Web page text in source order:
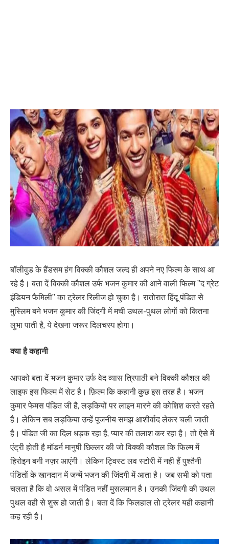
बॉलीवुड के हैंडसम हंग विक्की कौशल जल्द ही अपने नए फिल्म के साथ आ
रहे है। बता दें विक्की कौशल उर्फ भजन कुमार की आने वाली फिल्म ”द ग्रेट
इंडियन फैमिली” का ट्रेलर रिलीज हो चुका है। रातोरात हिंदू पंडित से
मुस्लिम बने भजन कुमार की जिंदगी में मची उथल-पुथल लोगों को कितना
लुभा पाती है, ये देखना जरूर दिलचस्प होगा।
क्या है कहानी
आपको बता दें भजन कुमार उर्फ वेद व्यास त्रिपाठी बने विक्की कौशल की
लाइफ इस फिल्म में सेट है। फ़िल्म कि कहानी कुछ इस तरह है। भजन
कुमार फेमस पंडित जी है, लड़कियों पर लाइन मारने की कोशिश करते रहते
है। लेकिन सब लड़किया उन्हें पूजनीय समझ आशीर्वाद लेकर चली जाती
है। पंडित जी का दिल धड़क रहा है, प्यार की तलाश कर रहा है। तो ऐसे में
एंट्री होती है मॉडर्न मानुषी छिल्लर की जो विक्की कौशल कि फिल्म में
हिरोइन बनी नज़र आएंगी। लेकिन ट्विस्ट लव स्टोरी में नही हैं पुश्तैनी
पंडितों के खानदान में जन्में भजन की जिंदगी में आता है। जब सभी को पता
चलता है कि वो असल में पंडित नहीं मुसलमान है। उनकी जिंदगी की उथल
पुथल वही से शुरू हो जाती है। बता दें कि फिलहाल तो ट्रेलर यही कहानी
कह रही है।